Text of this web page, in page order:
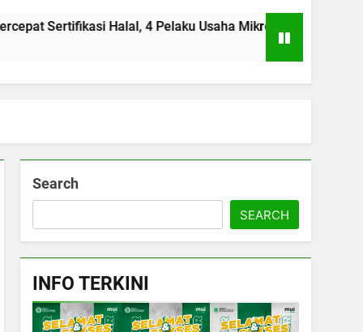
Halal, 4 Pelaku Usaha Mikro Lulus Sidang Fatwa
Search
SEARCH
INFO TERKINI